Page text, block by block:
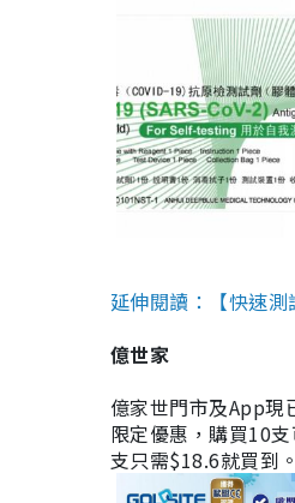
延伸閱讀：【快速
億世家
億家世門市及App
限定優惠，購買10
支只需$18.6就買到